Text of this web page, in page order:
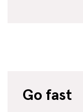
Go fast